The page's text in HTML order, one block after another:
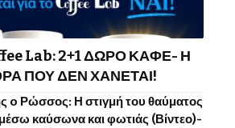
Lab: 2+1 ΔΩΡΟ ΚΑΦΕ- Η
ΠΟΥ ΔΕΝ ΧΑΝΕΤΑΙ!
o Ρώσσος: Η στιγμή του θαύματος
καύσωνα και φωτιάς (Βίντεο)-